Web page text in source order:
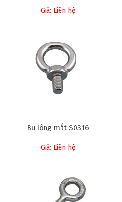
Giá: Liên hệ
Bu lông mắt S0316
Giá: Liên hệ